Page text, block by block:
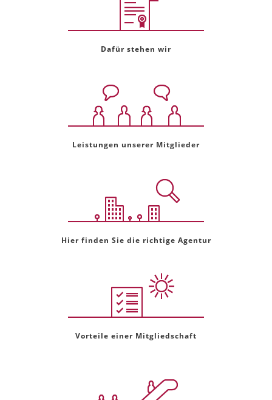
Dafür stehen wir
Leistungen unserer Mitglieder
Hier finden Sie die richtige Agentur
Vorteile einer Mitgliedschaft